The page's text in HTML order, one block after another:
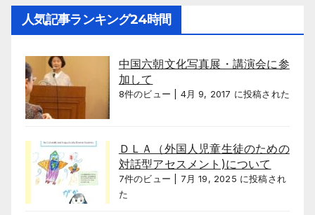
人気記事ランキング24時間
中国六朝文化写真展・講演会に参
加して
8件のビュー 4月 9, 2017 に投稿された
ＤＬＡ（外国人児童生徒のための
対話型アセスメント)について
7件のビュー
7月 19, 2025 に投稿され
た